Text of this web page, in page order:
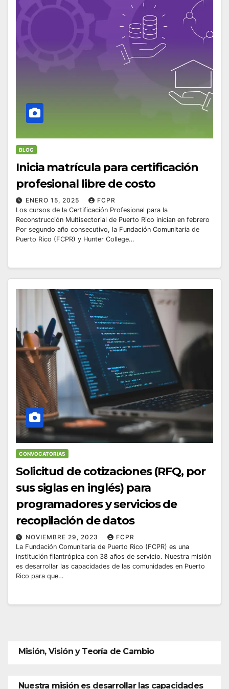
BLOG
Inicia matrícula para certificación
profesional libre de costo
ENERO 15, 2025
FCPR
Los cursos de la Certificación Profesional para la
Reconstrucción Multisectorial de Puerto Rico inician en febrero
Por segundo año consecutivo, la Fundación Comunitaria de
Puerto Rico (FCPR) y Hunter College…
CONVOCATORIAS
Solicitud de cotizaciones (RFQ, por
sus siglas en inglés) para
programadores y servicios de
recopilación de datos
NOVIEMBRE 29, 2023
FCPR
La Fundación Comunitaria de Puerto Rico (FCPR) es una
institución filantrópica con 38 años de servicio. Nuestra misión
es desarrollar las capacidades de las comunidades en Puerto
Rico para que…
Misión, Visión y Teoría de Cambio
Nuestra misión es desarrollar las capacidades